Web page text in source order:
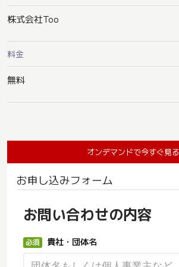
株式会社Too
料金
無料
オンデマンドで今すぐ見る
お申し込みフォーム